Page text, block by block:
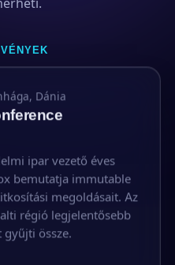
Dánia
ipar vezető éves
bemutatja immutable
megoldásait. Az
régió legjelentősebb
össze.